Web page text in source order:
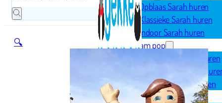
Opblaas Sarah huren
Klassieke Sarah huren
Indoor Sarah huren
Abraham pop
Opblaas Abraham huren
Klassieke Abraham
Indoor Abraham huren
Geboorte
🔍